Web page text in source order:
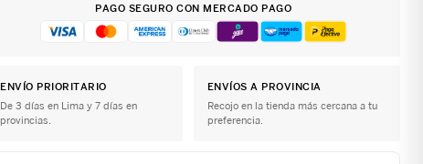
PAGO SEGURO CON MERCADO PAGO
ENVÍO PRIORITARIO
De 3 días en Lima y 7 días en
provincias.
ENVÍOS A PROVINCIA
Recojo en la tienda más cercana a tu
preferencia.